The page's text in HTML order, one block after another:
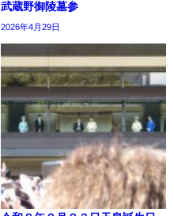
武蔵野御陵墓参
2026年4月29日